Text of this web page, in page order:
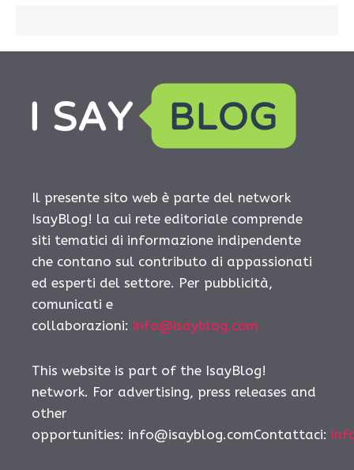
Il presente sito web è parte del network
IsayBlog! la cui rete editoriale comprende
siti tematici di informazione indipendente
che contano sul contributo di appassionati
ed esperti del settore. Per pubblicità,
comunicati e
collaborazioni: info@isayblog.com
This website is part of the IsayBlog!
network. For advertising, press releases and
other
opportunities: info@isayblog.comContattaci: